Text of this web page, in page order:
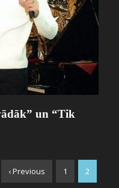
un “Tik
‹ Previous 1 2